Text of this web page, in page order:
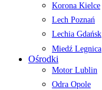
Korona Kielce
Lech Poznań
Lechia Gdańsk
Miedź Legnica
Ośrodki
Motor Lublin
Odra Opole